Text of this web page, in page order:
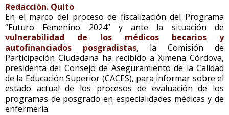
Redacción. Quito
En el marco del proceso de fiscalización del Programa
“Futuro Femenino 2024” y ante la situación de
vulnerabilidad de los médicos becarios y
autofinanciados posgradistas, la Comisión de
Participación Ciudadana ha recibido a Ximena Córdova,
presidenta del Consejo de Aseguramiento de la Calidad
de la Educación Superior (CACES), para informar sobre el
estado actual de los procesos de evaluación de los
programas de posgrado en especialidades médicas y de
enfermería.